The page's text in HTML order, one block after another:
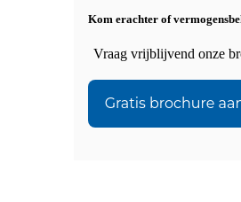
Kom erachter of
Vraag vrijblijvend onze